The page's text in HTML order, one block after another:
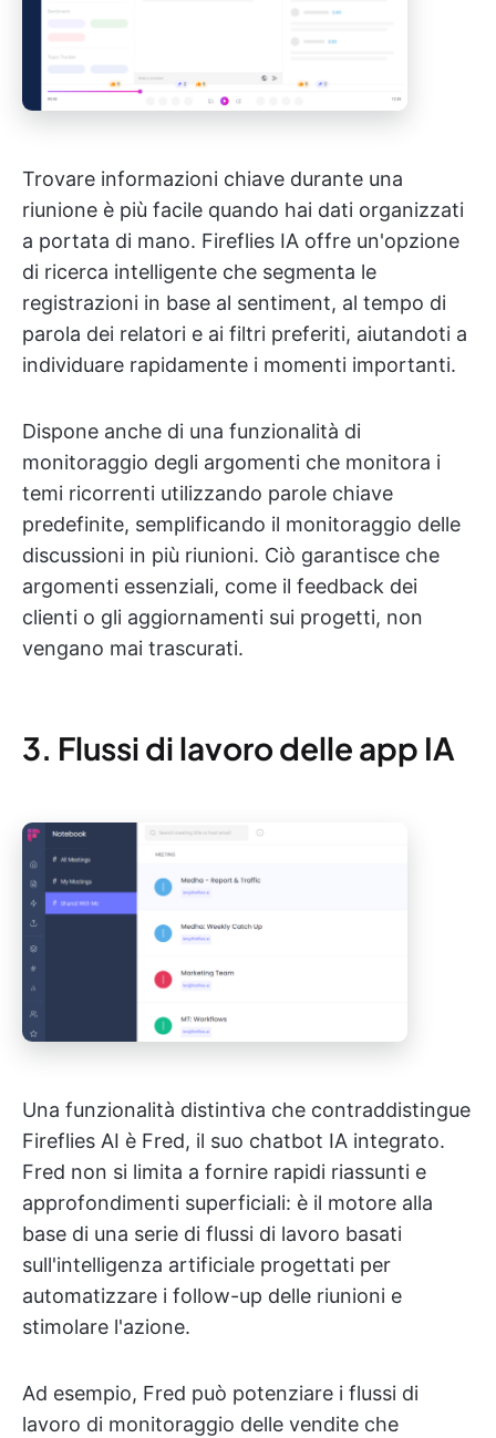
Trovare informazioni chiave durante una
riunione è più facile quando hai dati organizzati
a portata di mano. Fireflies IA offre un'opzione
di ricerca intelligente che segmenta le
registrazioni in base al sentiment, al tempo di
parola dei relatori e ai filtri preferiti, aiutandoti a
individuare rapidamente i momenti importanti.
Dispone anche di una funzionalità di
monitoraggio degli argomenti che monitora i
temi ricorrenti utilizzando parole chiave
predefinite, semplificando il monitoraggio delle
discussioni in più riunioni. Ciò garantisce che
argomenti essenziali, come il feedback dei
clienti o gli aggiornamenti sui progetti, non
vengano mai trascurati.
3. Flussi di lavoro delle app IA
Una funzionalità distintiva che contraddistingue
Fireflies AI è Fred, il suo chatbot IA integrato.
Fred non si limita a fornire rapidi riassunti e
approfondimenti superficiali: è il motore alla
base di una serie di flussi di lavoro basati
sull'intelligenza artificiale progettati per
automatizzare i follow-up delle riunioni e
stimolare l'azione.
Ad esempio, Fred può potenziare i flussi di
lavoro di monitoraggio delle vendite che